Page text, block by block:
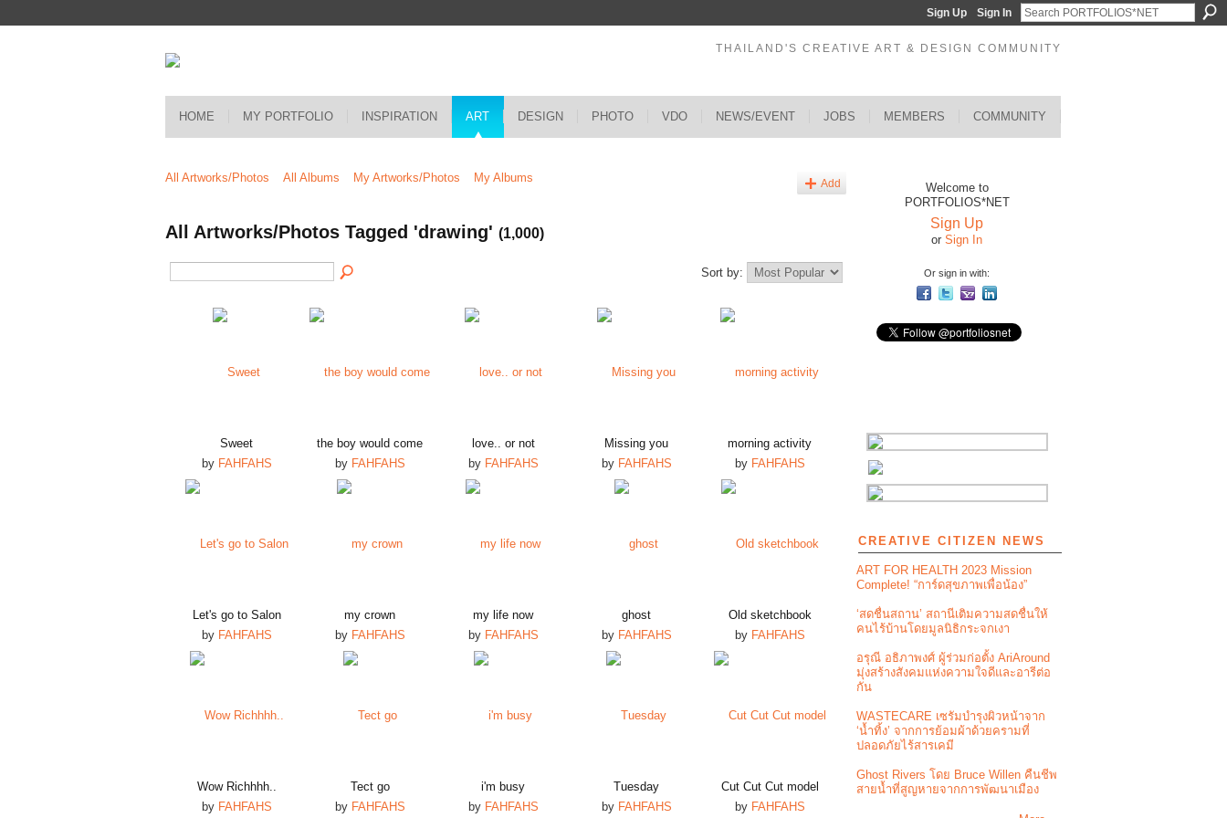
Sign Up Sign In
THAILAND'S CREATIVE ART & DESIGN COMMUNITY
HOME MY PORTFOLIO INSPIRATION ART DESIGN PHOTO VDO NEWS/EVENT JOBS MEMBERS COMMUNITY
All Artworks/Photos All Albums My Artworks/Photos My Albums Add
All Artworks/Photos Tagged 'drawing' (1,000)
Sort by:
Sweet
by FAHFAHS
the boy would come
by FAHFAHS
love.. or not
by FAHFAHS
Missing you
by FAHFAHS
morning activity
by FAHFAHS
Let's go to Salon
by FAHFAHS
my crown
by FAHFAHS
my life now
by FAHFAHS
ghost
by FAHFAHS
Old sketchbook
by FAHFAHS
Wow Richhhh..
by FAHFAHS
Tect go
by FAHFAHS
i'm busy
by FAHFAHS
Tuesday
by FAHFAHS
Cut Cut Cut model
by FAHFAHS
Welcome to
PORTFOLIOS*NET
Sign Up
or Sign In
Or sign in with:
CREATIVE CITIZEN NEWS
ART FOR HEALTH 2023 Mission
Complete! “การ์ดสุขภาพเพื่อน้อง”
‘สดชื่นสถาน’ สถานีเติมความสดชื่นให้
คนไร้บ้านโดยมูลนิธิกระจกเงา
อรุณี อธิภาพงศ์ ผู้ร่วมก่อตั้ง AriAround
มุ่งสร้างสังคมแห่งความใจดีและอารีต่อ
กัน
WASTECARE เซรัมบำรุงผิวหน้าจาก
‘น้ำทิ้ง’ จากการย้อมผ้าด้วยครามที่
ปลอดภัยไร้สารเคมี
Ghost Rivers โดย Bruce Willen คืนชีพ
สายน้ำที่สูญหายจากการพัฒนาเมือง